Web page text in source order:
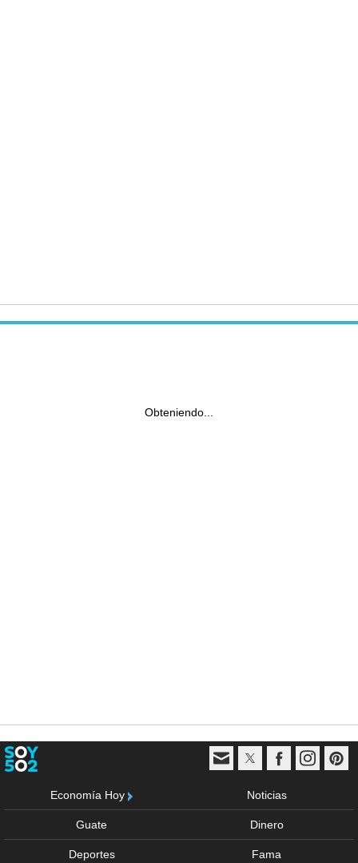
Obteniendo...
Economía Hoy Noticias
Guate Dinero
Deportes Fama